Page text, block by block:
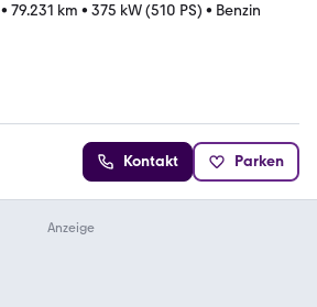
• 79.231 km • 375 kW (510 PS) • Benzin
Kontakt Parken